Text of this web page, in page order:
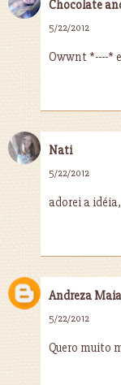
Chocolate
5/22/2012
Owwnt *----*
Nati
5/22/2012
adorei a
Andreza Maia
5/22/2012
Quero muito